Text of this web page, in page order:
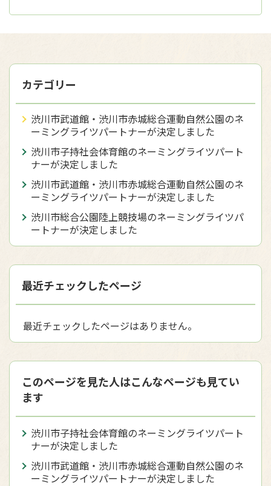
カテゴリー
渋川市武道館・渋川市赤城総合運動自然公園のネ
ーミングライツパートナーが決定しました
渋川市子持社会体育館のネーミングライツパート
ナーが決定しました
渋川市武道館・渋川市赤城総合運動自然公園のネ
ーミングライツパートナーが決定しました
渋川市総合公園陸上競技場のネーミングライツパ
ートナーが決定しました
最近チェックしたページ
最近チェックしたページはありません。
このページを見た人はこんなページも見てい
ます
渋川市子持社会体育館のネーミングライツパート
ナーが決定しました
渋川市武道館・渋川市赤城総合運動自然公園のネ
ーミングライツパートナーが決定しました